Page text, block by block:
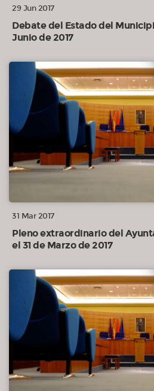
29 Jun 2017
Debate del Estado del
Junio de 2017
31 Mar 2017
Pleno extraordinario del
el 31 de Marzo de 2017